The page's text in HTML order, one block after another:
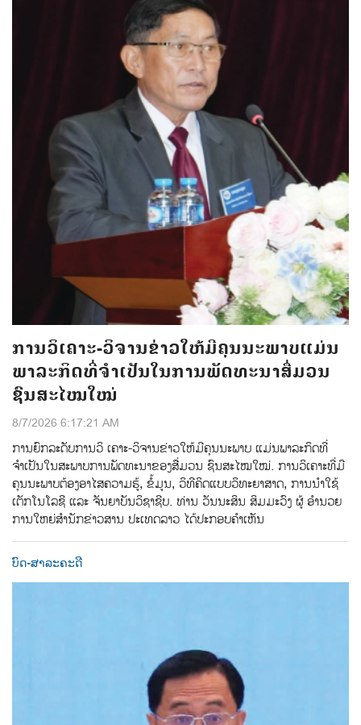
ການວິເຄາະ-ວິຈານຂ່າວໃຫ້ມີຄຸນນະພາບແມ່ນ
ພາລະກິດທີ່ຈຳເປັນໃນການພັດທະນາສື່ມວນ
ຊົນສະໄໝໃໝ່
8/7/2026 6:17:21 AM
ການຍົກລະດັບການວິ ເຄາະ-ວິຈານຂ່າວໃຫ້ມີຄຸນນະພາບ ແມ່ນພາລະກິດທີ່
ຈຳເປັນໃນສະພາບການພັດທະນາຂອງສື່ມວນ ຊົນສະໄໝໃໝ່. ການວິເຄາະທີ່ມີ
ຄຸນນະພາບຕ້ອງອາໄສຄວາມຮູ້, ຂໍ້ມູນ, ວິທີຄິດແບບວິທະຍາສາດ, ການນຳໃຊ້
ເຕັກໂນໂລຊີ ແລະ ຈັນຍາບັນວິຊາຊີບ. ທ່ານ ວັນນະສິນ ສິມມະວົງ ຜູ້ ອໍານວຍ
ການໃຫຍ່ສໍານັກຂ່າວສານ ປະເທດລາວ ໄດ້ປະກອບຄໍາເຫັນ
ບົດ-ສາລະຄະດີ